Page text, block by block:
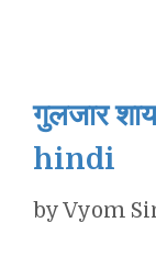
गुलजार
hindi
byVyom